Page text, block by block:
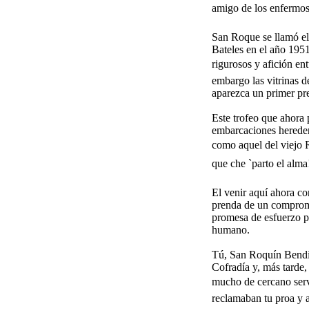
amigo de los
San Roque se llamó
Bateles en el año
rigurosos y afición
embargo las vitrinas
aparezca un primer
Este trofeo que ahora
embarcaciones
como aquel del viejo
que che `parto el
El venir aquí ahora
prenda de un
promesa de esfuerzo
humano.
Tú, San Roquín
Cofradía y, más
mucho de cercano
reclamaban tu proa y